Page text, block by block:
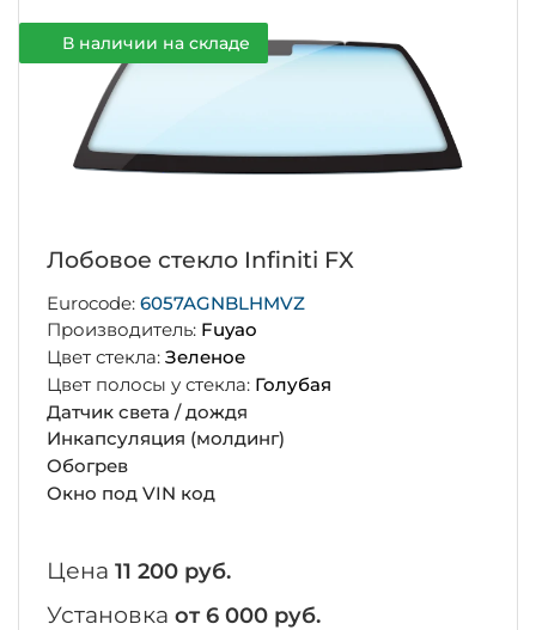
В наличии на складе
Лобовое стекло Infiniti FX
Eurocode: 6057AGNBLHMVZ
Производитель: Fuyao
Цвет стекла: Зеленое
Цвет полосы у стекла: Голубая
Датчик света / дождя
Инкапсуляция (молдинг)
Обогрев
Окно под VIN код
Цена 11 200 руб.
Установка от 6 000 руб.